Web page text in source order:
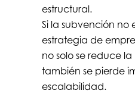
estructural.
Si la subvención no
estrategia de
no solo se reduce
también se pierde
escalabilidad.